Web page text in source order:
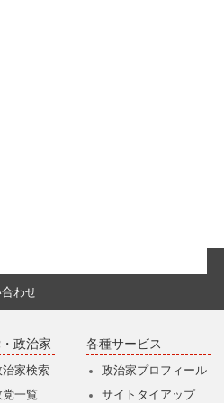
わせ
政治家
治家検索
党一覧
各種サービス
政治家プロフィール
サイトタイアップ